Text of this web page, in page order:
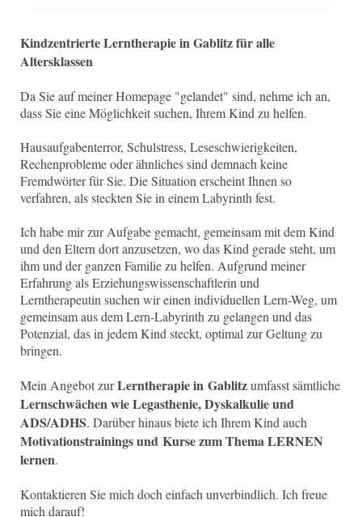
Kindzentrierte Lerntherapie in Gablitz für alle
Altersklassen
Da Sie auf meiner Homepage "gelandet" sind, nehme ich an,
dass Sie eine Möglichkeit suchen, Ihrem Kind zu helfen.
Hausaufgabenterror, Schulstress, Leseschwierigkeiten,
Rechenprobleme oder ähnliches sind demnach keine
Fremdwörter für Sie. Die Situation erscheint Ihnen so
verfahren, als steckten Sie in einem Labyrinth fest.
Ich habe mir zur Aufgabe gemacht, gemeinsam mit dem Kind
und den Eltern dort anzusetzen, wo das Kind gerade steht, um
ihm und der ganzen Familie zu helfen. Aufgrund meiner
Erfahrung als Erziehungswissenschaftlerin und
Lerntherapeutin suchen wir einen individuellen Lern-Weg, um
gemeinsam aus dem Lern-Labyrinth zu gelangen und das
Potenzial, das in jedem Kind steckt, optimal zur Geltung zu
bringen.
Mein Angebot zurLerntherapiein Gablitzumfasst sämtliche
Lernschwächen wie Legasthenie, Dyskalkulie und
ADS/ADHS. Darüber hinaus biete ich Ihrem Kind auch
Motivationstrainings und Kurse zum Thema LERNEN
lernen.
Kontaktieren Sie mich doch einfach unverbindlich. Ich freue
mich darauf!